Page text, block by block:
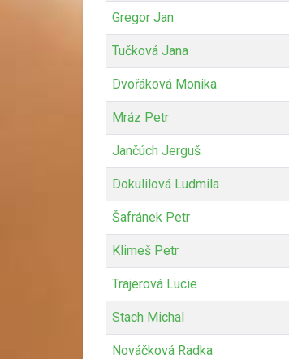
Gregor Jan
Tučková Jana
Dvořáková Monika
Mráz Petr
Jančúch Jerguš
Dokulilová Ludmila
Šafránek Petr
Klimeš Petr
Trajerová Lucie
Stach Michal
Nováčková Radka